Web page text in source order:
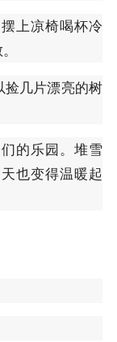
上凉椅喝杯冷
捡几片漂亮的树
的乐园。堆雪
也变得温暖起